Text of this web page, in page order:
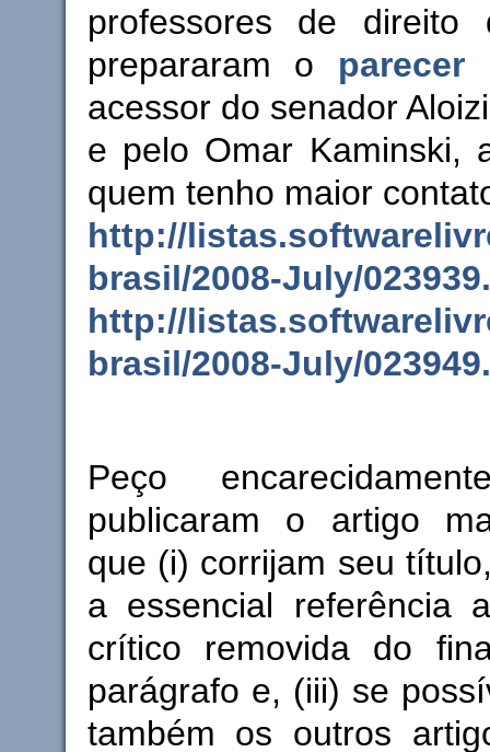
professores de direito
prepararam o parecer
acessor do senador
e pelo Omar Kaminski,
quem tenho maior
http://
brasil/2008-July/
http://
brasil/2008-July/
Peço
publicaram o artigo
que (i) corrijam seu
a essencial referência
crítico removida do
parágrafo e, (iii) se
também os outros